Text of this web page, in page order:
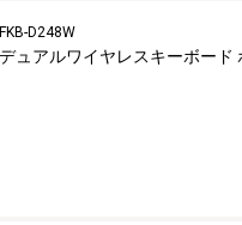
FKB-D248W
デュアルワイヤレスキーボード